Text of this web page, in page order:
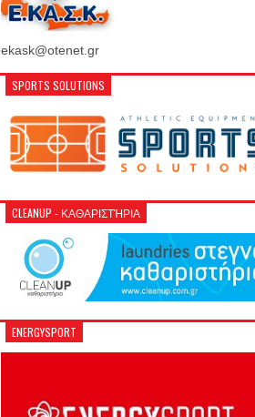
ekask@otenet.gr
SPORTS SOLUTIONS
CLEANUP - ΚΑΘΑΡΙΣΤΉΡΙΑ
ENERGYSPORT